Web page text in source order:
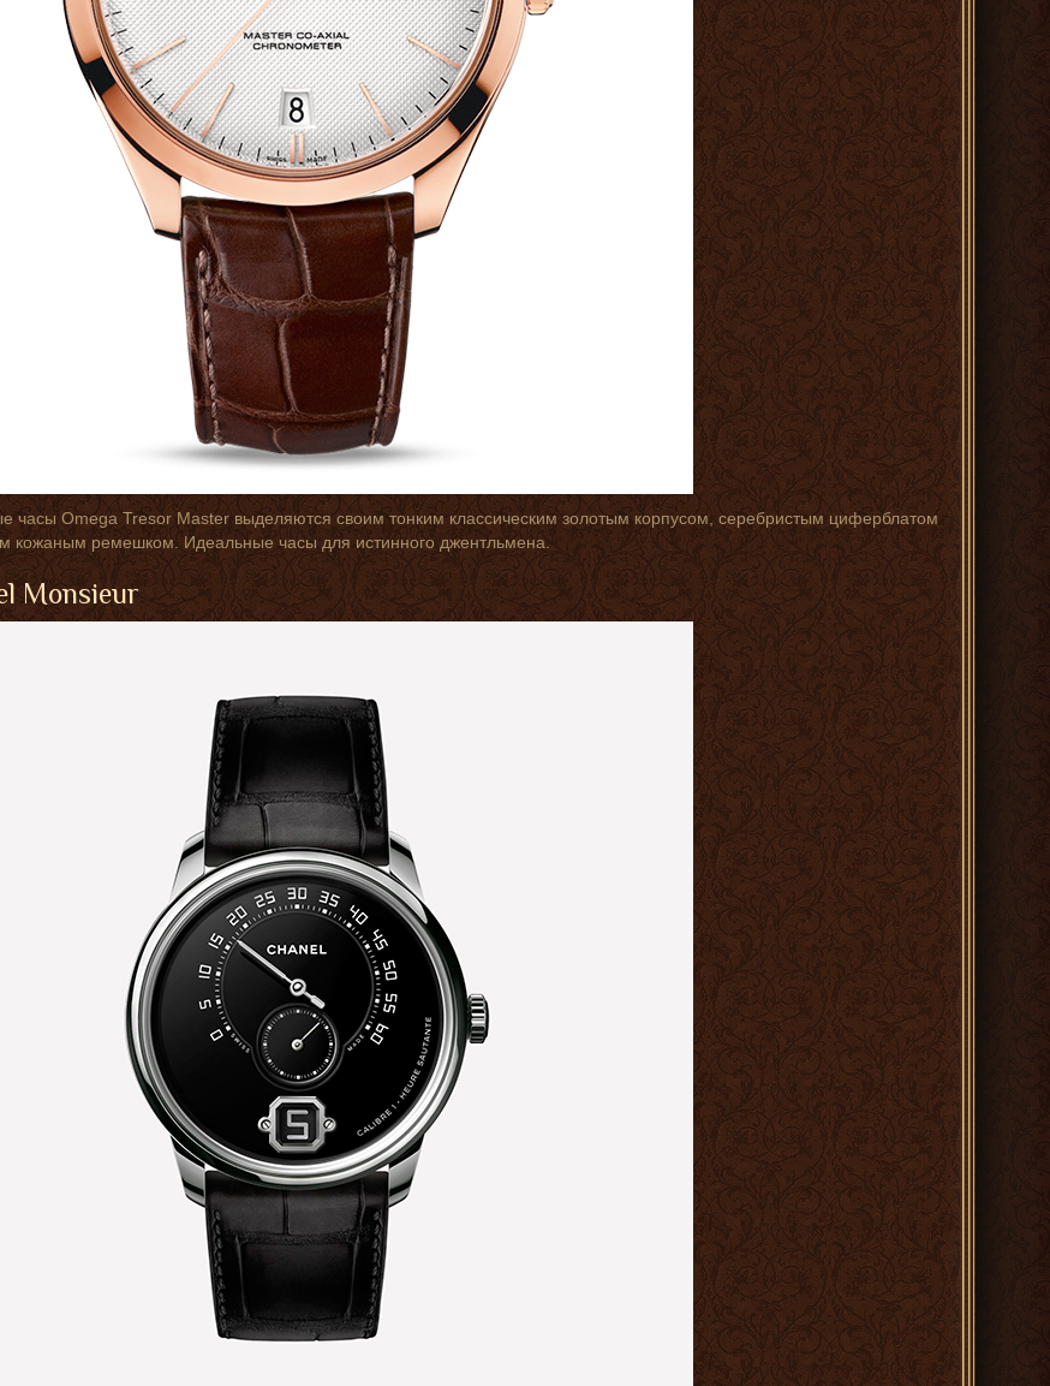
часы Omega Tresor Master выделяются своим тонким классическим золотым корпусом, серебристым циферблатом
кожаным ремешком. Идеальные часы для истинного джентльмена.
Monsieur